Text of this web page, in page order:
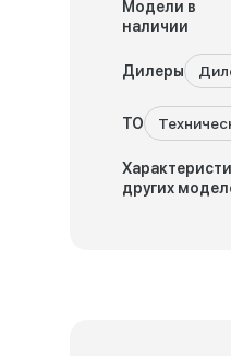
Модели в
наличии
Дилеры
ТО
других